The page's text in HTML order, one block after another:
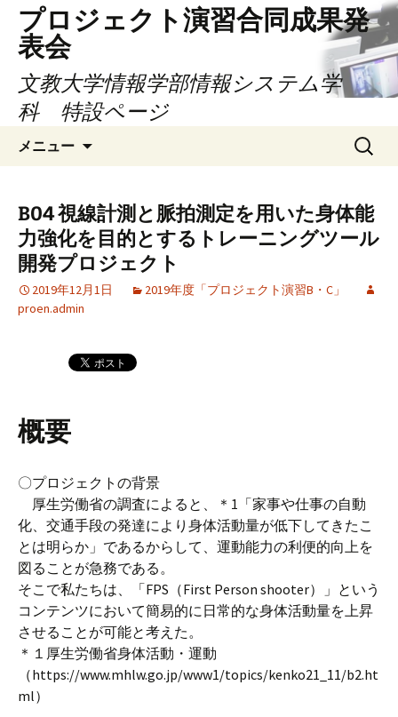
プロジェクト演習合同成果発
表会
文教大学情報学部情報システム学
科 特設ページ
メニュー
検
索:
B04 視線計測と脈拍測定を用いた身体能
力強化を目的とするトレーニングツール
開発プロジェクト
2019年12月1日
2019年度「プロジェクト演習B・C」
proen.admin
概要
〇プロジェクトの背景
厚生労働省の調査によると、＊1「家事や仕事の自動
化、交通手段の発達により身体活動量が低下してきたこ
とは明らか」であるからして、運動能力の利便的向上を
図ることが急務である。
そこで私たちは、「FPS（First Person shooter）」という
コンテンツにおいて簡易的に日常的な身体活動量を上昇
させることが可能と考えた。
＊１厚生労働省身体活動・運動
（https://www.mhlw.go.jp/www1/topics/kenko21_11/b2.ht
ml）